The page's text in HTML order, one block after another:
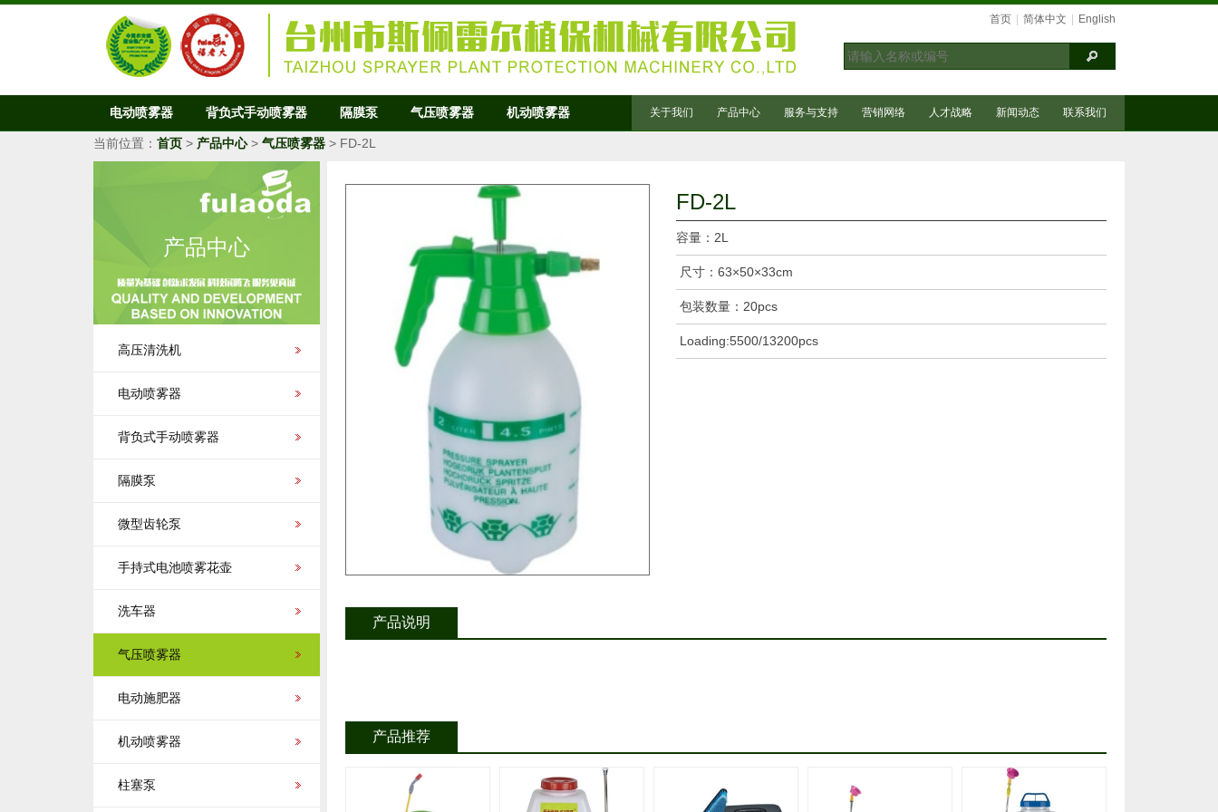
首页 简体中文 English
电动喷雾器 背负式手动喷雾器 隔膜泵 气压喷雾器 机动喷雾器 关于我们 产品中心 服务与支持 营销网络 人才战略 新闻动态 联系我们
当前位置： 首页 > 产品中心> 气压喷雾器 > FD-2L
产品中心
高压清洗机
电动喷雾器
背负式手动喷雾器
隔膜泵
微型齿轮泵
手持式电池喷雾花壶
洗车器
气压喷雾器
电动施肥器
机动喷雾器
柱塞泵
FD-2L
容量：2L
尺寸：63×50×33cm
包装数量：20pcs
Loading:5500/13200pcs
产品说明
产品推荐